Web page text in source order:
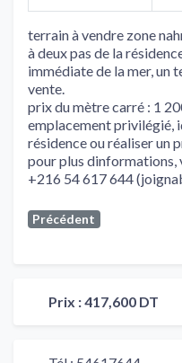
terrain à vendre zone
à deux pas de la
immédiate de la mer, un
vente.
prix du mètre carré : 1
emplacement privilégié,
résidence ou réaliser un
pour plus
+216 54 617 644
Précédent
Prix :417,600 DT